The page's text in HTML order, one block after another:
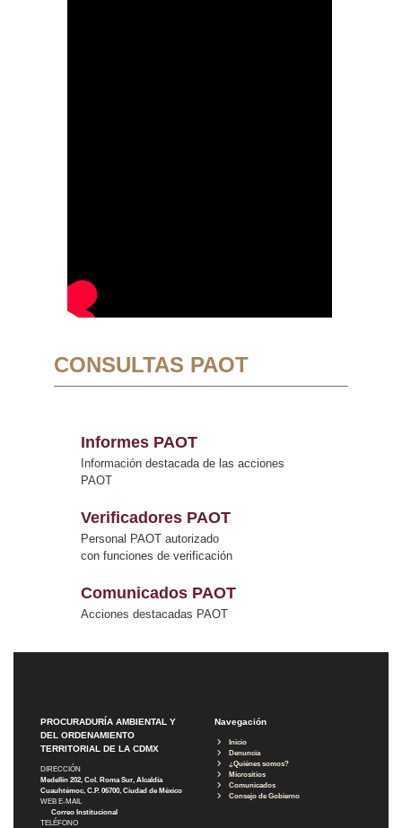
CONSULTAS PAOT
Informes PAOT
Información destacada de las acciones
PAOT
Verificadores PAOT
Personal PAOT autorizado
con funciones de verificación
Comunicados PAOT
Acciones destacadas PAOT
PROCURADURÍA AMBIENTAL Y
DEL ORDENAMIENTO
TERRITORIAL DE LA CDMX
DIRECCIÓN
Medellín 202, Col. Roma Sur, Alcaldía
Cuauhtémoc, C.P. 06700, Ciudad de México
WEB E-MAIL
Correo Institucional
TELÉFONO
Navegación
Inicio
Denuncia
¿Quiénes somos?
Micrositios
Comunicados
Consejo de Gobierno